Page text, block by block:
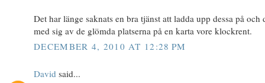
Det har länge saknats en bra tjänst att ladda upp dessa på och
med sig av de glömda platserna på en karta vore klockrent.
DECEMBER 4, 2010 AT 12:28 PM
David said...